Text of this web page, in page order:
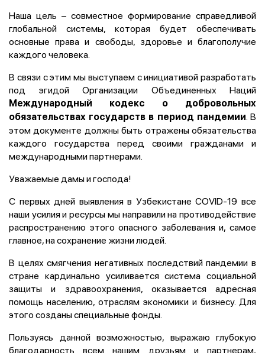
Наша цель – совместное формирование справедливой
глобальной системы, которая будет обеспечивать
основные права и свободы, здоровье и благополучие
каждого человека.
В связи с этим мы выступаем с инициативой разработать
под эгидой Организации Объединенных Наций
Международный кодекс о добровольных
обязательствах государств в период пандемии. В
этом документе должны быть отражены обязательства
каждого государства перед своими гражданами и
международными партнерами.
Уважаемые дамы и господа!
С первых дней выявления в Узбекистане COVID-19 все
наши усилия и ресурсы мы направили на противодействие
распространению этого опасного заболевания и, самое
главное, на сохранение жизни людей.
В целях смягчения негативных последствий пандемии в
стране кардинально усиливается система социальной
защиты и здравоохранения, оказывается адресная
помощь населению, отраслям экономики и бизнесу. Для
этого созданы специальные фонды.
Пользуясь данной возможностью, выражаю глубокую
благодарность всем нашим друзьям и партнерам,